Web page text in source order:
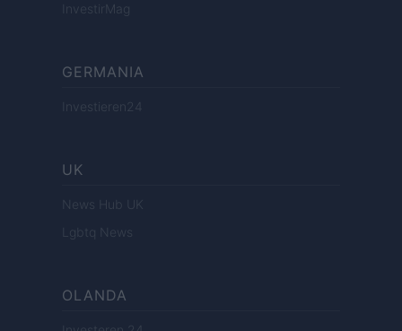
InvestirMag
GERMANIA
Investieren24
UK
News Hub UK
Lgbtq News
OLANDA